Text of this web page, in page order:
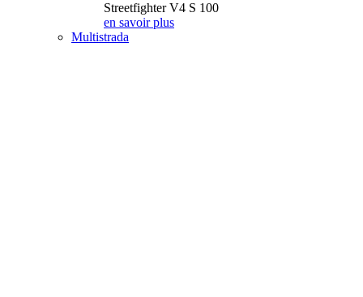
Streetfighter V4 S 100
en savoir plus
Multistrada